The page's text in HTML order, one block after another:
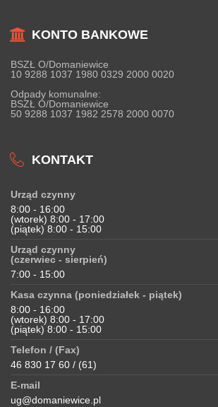
KONTO BANKOWE
BSZŁ O/Domaniewice
10 9288 1037 1980 0329 2000 0020
Odpady komunalne:
BSZŁ O/Domaniewice
50 9288 1037 1982 2578 2000 0070
KONTAKT
Urząd czynny
8:00 - 16:00
(wtorek) 8:00 - 17:00
(piątek) 8:00 - 15:00
Urząd czynny
(czerwiec - sierpień)
7:00 - 15:00
Kasa czynna (poniedziałek - piątek)
8:00 - 16:00
(wtorek) 8:00 - 17:00
(piątek) 8:00 - 15:00
Telefon / (Fax)
46 830 17 60 / (61)
E-mail
ug@domaniewice.pl